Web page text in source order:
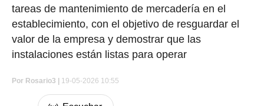
tareas de mantenimiento de mercadería en el
establecimiento, con el objetivo de resguardar el
valor de la empresa y demostrar que las
instalaciones están listas para operar
Por Rosario3 | 19-05-2026 10:55